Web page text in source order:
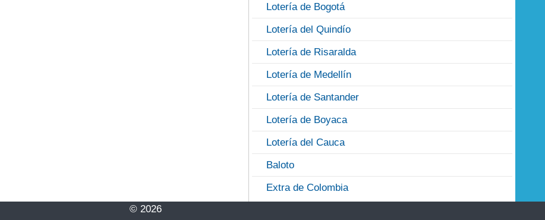
Lotería de Bogotá
Lotería del Quindío
Lotería de Risaralda
Lotería de Medellín
Lotería de Santander
Lotería de Boyaca
Lotería del Cauca
Baloto
Extra de Colombia
© 2026